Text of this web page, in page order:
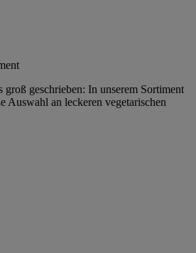
geschrieben: In unserem Sortiment
Auswahl an leckeren vegetarischen